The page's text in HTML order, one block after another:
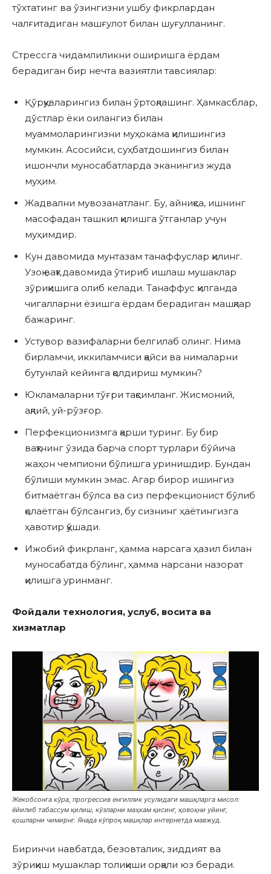
тўхтатинг ва ўзингизни ушбу фикрлардан
чалғитадиган машғулот билан шуғулланинг.
Стрессга чидамлиликни оширишга ёрдам
берадиган бир нечта вазиятли тавсиялар:
Қўрқувларингиз билан ўртоқлашинг. Ҳамкасблар,
дўстлар ёки оилангиз билан
муаммоларингизни муҳокама қилишингиз
мумкин. Асосийси, суҳбатдошингиз билан
ишончли муносабатларда эканингиз жуда
муҳим.
Жадвални мувозанатланг. Бу, айниқса, ишнинг
масофадан ташкил қилишга ўтганлар учун
муҳимдир.
Кун давомида мунтазам танаффуслар қилинг.
Узоқ вақт давомида ўтириб ишлаш мушаклар
зўриқишига олиб келади. Танаффус қилганда
чигалларни ёзишга ёрдам берадиган машқлар
бажаринг.
Устувор вазифаларни белгилаб олинг. Нима
бирламчи, иккиламчиси қайси ва нималарни
бутунлай кейинга қолдириш мумкин?
Юкламаларни тўғри тақсимланг. Жисмоний,
ақлий, уй-рўзғор.
Перфекционизмга қарши туринг. Бу бир
вақтнинг ўзида барча спорт турлари бўйича
жаҳон чемпиони бўлишга уринишдир. Бундан
бўлиши мумкин эмас. Агар бирор ишингиз
битмаётган бўлса ва сиз перфекционист бўлиб
қолаётган бўлсангиз, бу сизнинг ҳаётингизга
ҳавотир қўшади.
Ижобий фикрланг, ҳамма нарсага ҳазил билан
муносабатда бўлинг, ҳамма нарсани назорат
қилишга уринманг.
Фойдали технология, услуб, восита ва
хизматлар
Жекобсонга кўра, прогрессив енгиллик усулидаги машқларга мисол:
ёйилиб табассум қилиш, кўзларни маҳкам қисинг, қовоқни уйинг,
қошларни чимирнг. Янада кўпроқ машқлар интернетда мавжуд.
Биринчи навбатда, безовталик, зиддият ва
зўриқиш мушаклар толиқиши орқали юз беради.